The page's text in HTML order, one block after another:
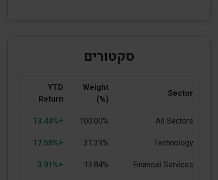
סקטורים
Sector
Weight
(%)
YTD
Return
All Sectors
100.00%
+13.44%
Technology
31.39%
+17.58%
Financial Services
13.84%
+3.91%